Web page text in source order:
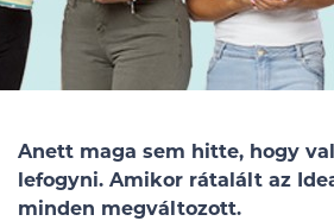
Anett maga sem hitte, hogy
lefogyni. Amikor rátalált az
minden megváltozott.